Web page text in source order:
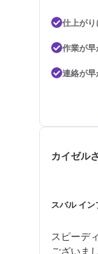
仕上が
作業が
連絡が
カイゼル
スバル イ
スピーデ
ございま